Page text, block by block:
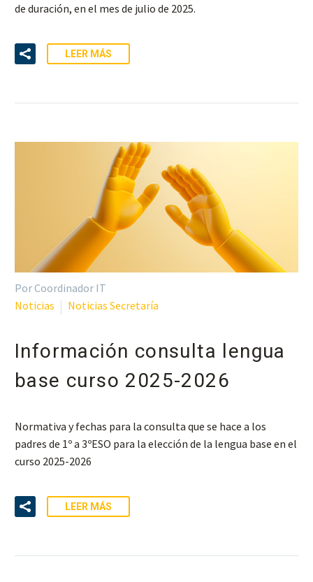
de duración, en el mes de julio de 2025.
LEER MÁS
Por Coordinador IT
Noticias
Noticias Secretaría
Información consulta lengua
base curso 2025-2026
Normativa y fechas para la consulta que se hace a los
padres de 1º a 3ºESO para la elección de la lengua base en el
curso 2025-2026
LEER MÁS